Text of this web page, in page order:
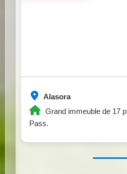
Alasora
Grand immeuble de 17
Pass.